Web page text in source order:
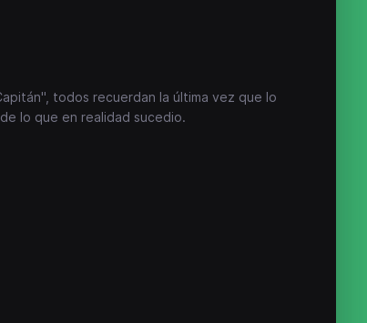
todos recuerdan la última vez que lo
lo que en realidad sucedio.